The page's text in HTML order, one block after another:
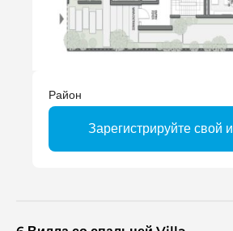
Район
Зарегистрируйте свой